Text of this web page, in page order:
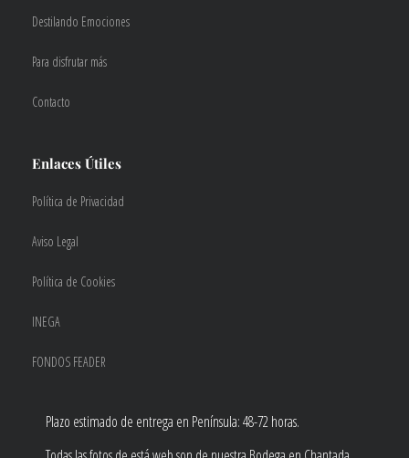
Destilando Emociones
Para disfrutar más
Contacto
Enlaces Útiles
Política de Privacidad
Aviso Legal
Política de Cookies
INEGA
FONDOS FEADER
Plazo estimado de entrega en Península: 48-72 horas.